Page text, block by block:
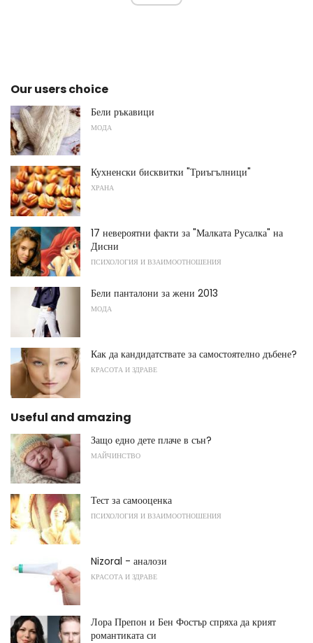
Our users choice
Бели ръкавици
МОДА
Кухненски бисквитки "Триъгълници"
ХРАНА
17 невероятни факти за "Малката Русалка" на
Дисни
ПСИХОЛОГИЯ И ВЗАИМООТНОШЕНИЯ
Бели панталони за жени 2013
МОДА
Как да кандидатствате за самостоятелно дъбене?
КРАСОТА И ЗДРАВЕ
Useful and amazing
Защо едно дете плаче в сън?
МАЙЧИНСТВО
Тест за самооценка
ПСИХОЛОГИЯ И ВЗАИМООТНОШЕНИЯ
Nizoral - аналози
КРАСОТА И ЗДРАВЕ
Лора Препон и Бен Фостър спряха да крият
романтиката си